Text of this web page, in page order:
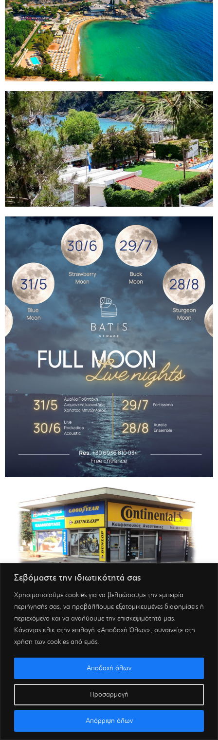
Σεβόμαστε την ιδιωτικότητά σας
Χρησιμοποιούμε cookies για να βελτιώσουμε την εμπειρία
περιήγησής σας, να προβάλλουμε εξατομικευμένες διαφημίσεις ή
περιεχόμενο και να αναλύουμε την επισκεψιμότητά μας.
Κάνοντας κλικ στην επιλογή «Αποδοχή Όλων», συναινείτε στη
χρήση των cookies από εμάς.
Προσαρμογή
Απόρριψη όλων
Αποδοχή όλων